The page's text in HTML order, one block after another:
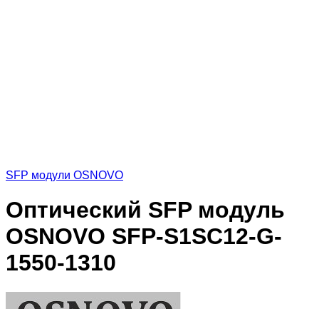
SFP модули OSNOVO
Оптический SFP модуль
OSNOVO SFP-S1SC12-G-
1550-1310